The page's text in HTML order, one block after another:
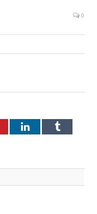
0
LinkedInTumblr